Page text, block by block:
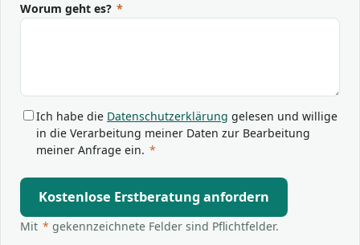
Worum geht es? *
Ich habe die Datenschutzerklärung gelesen und willige
in die Verarbeitung meiner Daten zur Bearbeitung
meiner Anfrage ein. *
Kostenlose Erstberatung anfordern
Mit * gekennzeichnete Felder sind Pflichtfelder.